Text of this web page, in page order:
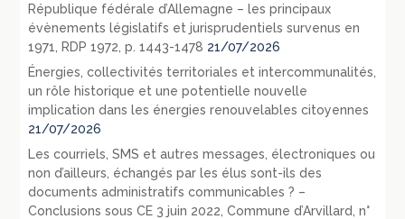
République fédérale d’Allemagne – les principaux
évènements législatifs et jurisprudentiels survenus en
1971, RDP 1972, p. 1443-1478 21/07/2026
Énergies, collectivités territoriales et intercommunalités,
un rôle historique et une potentielle nouvelle
implication dans les énergies renouvelables citoyennes
21/07/2026
Les courriels, SMS et autres messages, électroniques ou
non d’ailleurs, échangés par les élus sont-ils des
documents administratifs communicables ? –
Conclusions sous CE 3 juin 2022, Commune d’Arvillard, n°